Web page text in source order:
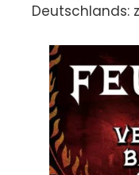
Deutschlands: